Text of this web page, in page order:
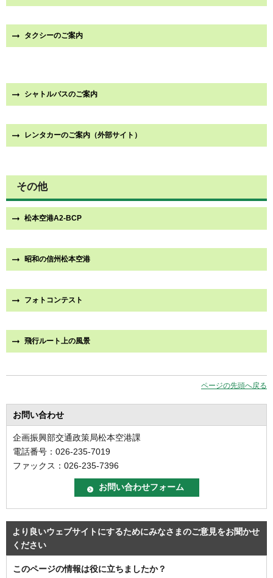
タクシーのご案内
シャトルバスのご案内
レンタカーのご案内（外部サイト）
その他
松本空港A2-BCP
昭和の信州松本空港
フォトコンテスト
飛行ルート上の風景
ページの先頭へ戻る
お問い合わせ
企画振興部交通政策局松本空港課
電話番号：026-235-7019
ファックス：026-235-7396
より良いウェブサイトにするためにみなさまのご意見をお聞かせ
ください
このページの情報は役に立ちましたか？